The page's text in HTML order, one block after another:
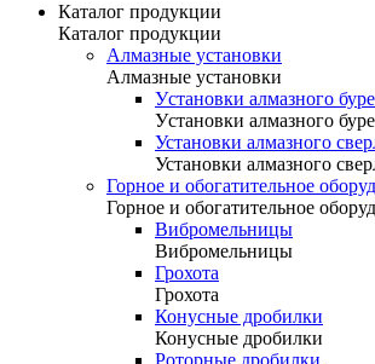
Каталог продукции
Каталог продукции
Алмазные установки
Алмазные установки
Уcтановки алмазного
Уcтановки алмазного
Установки алмазного
Установки алмазного
Горное и обогатительное
Горное и обогатительное
Вибромельницы
Вибромельницы
Грохота
Грохота
Конусные дробилки
Конусные дробилки
Роторные дробилки